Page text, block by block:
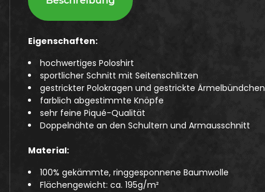
Eigenschaften:
hochwertiges Poloshirt
sportlicher Schnitt mit Seitenschlitzen
gestrickter Polokragen und gestrickte Ärmelbündchen
farblich abgestimmte Knöpfe
sehr feine Piqué-Qualität
Doppelnähte an den Schultern und Armausschnitt
Material:
100% gekämmte, ringgesponnene Baumwolle
Flächengewicht: ca. 195g/m²